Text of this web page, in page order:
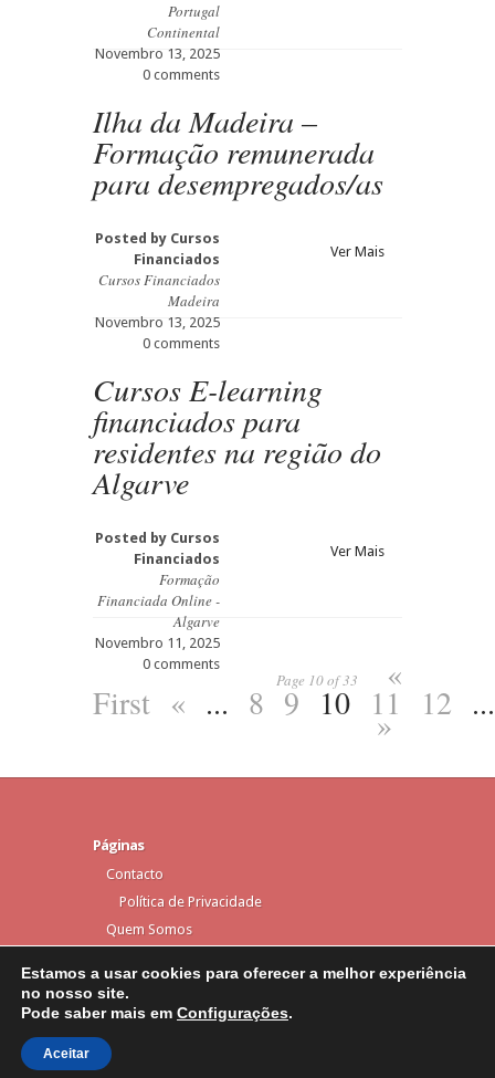
Portugal
Continental
Novembro 13, 2025
0 comments
Ilha da Madeira –
Formação remunerada
para desempregados/as
Posted by Cursos
Financiados
Cursos Financiados
Madeira
Novembro 13, 2025
0 comments
Ver Mais
Cursos E-learning
financiados para
residentes na região do
Algarve
Posted by Cursos
Financiados
Formação
Financiada Online -
Algarve
Novembro 11, 2025
0 comments
Ver Mais
Page 10 of 33 «
First « ... 8 9 10 11 12 ...
»
Páginas
Contacto
Política de Privacidade
Quem Somos
Elegant Themes| Powered by
WordPress
Estamos a usar cookies para oferecer a melhor experiência
no nosso site.
Pode saber mais em Configurações.
Aceitar